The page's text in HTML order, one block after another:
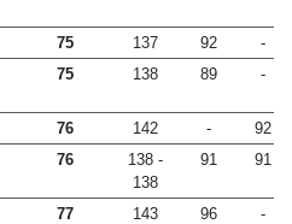
75 137 92
-
75 138 89 -
76 142 -
92
76
138 -
138
91 91
77 143 96
-